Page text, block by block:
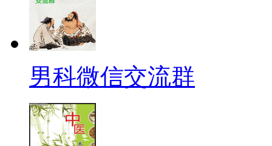
男科微信交流群